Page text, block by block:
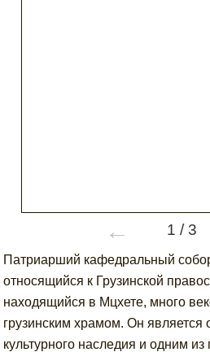
← 1 /3
Патриарший кафедральный
относящийся к Грузинской
находящийся в Мцхете, много
грузинским храмом. Он является
культурного наследия и одним из